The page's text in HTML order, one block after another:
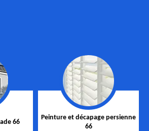
66
Peinture et décapage persienne
66